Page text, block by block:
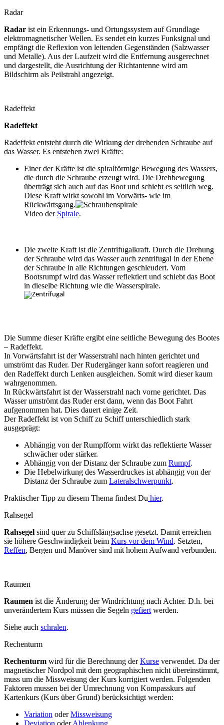
Radar
Radar ist ein Erkennungs- und Ortungssystem auf Grundlage
elektromagnetischer Wellen. Es sendet ein kurzes Funksignal und
empfängt die Reflexion von leitenden Gegenständen (Salzwasser
und Metalle). Aus der Laufzeit wird die Entfernung ausgerechnet
und dargestellt, die Ausrichtung der Richtantenne wird am
Bildschirm als Peilstrahl angezeigt.
Radeffekt
Radeffekt
Radeffekt entsteht durch die Wirkung der drehenden Schraube auf
das Wasser. Es entstehen zwei Kräfte:
Einer der Kräfte ist die spiralförmige Bewegung des Wassers,
die durch die Schraube erzeugt wird. Die Drehbewegung
überträgt sich auch auf das Boot und schiebt es seitlich weg.
Diese Kraft wirkt sowohl im Vorwärts- wie im
Rückwärtsgang.
Video der Spirale.
Die zweite Kraft ist die Zentrifugalkraft. Durch die Drehung
der Schraube wird das Wasser auch zentrifugal in der Ebene
der Schraube in alle Richtungen geschleudert. Vom
Bootsrumpf wird das Wasser reflektiert und schiebt das Boot
in dieselbe Richtung wie die Wasserspirale.
Die Summe dieser Kräfte ergibt eine seitliche Bewegung des Bootes
– Radeffekt.
In Vorwärtsfahrt ist der Wasserstrahl nach hinten gerichtet und
umströmt das Ruder. Der Rudergänger kann sofort reagieren und
den Radeffekt durch Lenken ausgleichen. Somit wird dieser kaum
wahrgenommen.
In Rückwärtsfahrt ist der Wasserstrahl nach vorne gerichtet. Das
Wasser umströmt das Ruder erst dann, wenn das Boot Fahrt
aufgenommen hat. Dies dauert einige Zeit.
Der Radeffekt ist von Schiff zu Schiff unterschiedlich stark
ausgeprägt:
Abhängig von der Rumpfform wirkt das reflektierte Wasser
schwächer oder stärker.
Abhängig von der Distanz der Schraube zum Rumpf.
Die Hebelwirkung des Wasserdruckes ist abhängig von der
Distanz der Schraube zum Lateralschwerpunkt.
Praktischer Tipp zu diesem Thema findest Du hier.
Rahsegel
Rahsegel sind quer zu Schiffslängsachse gesetzt. Damit erreichen
sie höhere Geschwindigkeit beim Kurs vor dem Wind. Setzten,
Reffen, Bergen und Manöver sind mit hohem Aufwand verbunden.
Raumen
Raumen ist die Änderung der Windrichtung nach Achter. D.h. bei
unverändertem Kurs müssen die Segeln gefiert werden.
Siehe auch schralen.
Rechenturm
Rechenturm wird für die Berechnung derKurse verwendet. Da der
magnetischer Nordpol mit dem geographischen nicht übereinstimmt,
muss um die Missweisung der Kurs korrigiert werden. Folgenden
Faktoren mussen bei der Umrechnung von Kompasskurs auf
Kartenkurs (Kurs über Grund) berücksichtigt werden:
Variation oderMissweisung
Deviation oder Ablenkung